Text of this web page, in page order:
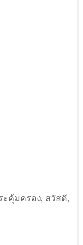
ะคุ้มครอง, สวัสดี,